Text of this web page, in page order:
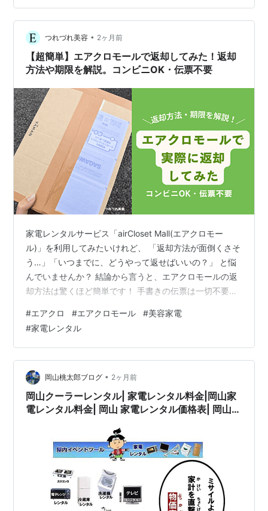
に試せる仕組みと、もしも壊してしまった場合の補償制
度について調べてみたので、まとめておきます。 レンテ
ィオとは？どんなものが借りられるのか レンティオは、
カメラ・季節家電・美容家電・ベビー用…
つれづれ美容 • 2ヶ月前
【超簡単】エアクロモールで返却してみた！返却
方法や期限を解説。コンビニOK・伝票不要
家電レンタルサービス「airCloset Mall(エアクロモー
ル)」を利用してみたいけれど、 「返却方法が面倒くさそ
う…」「いつまでに、どうやって返せばいいの？」 と悩
んでいませんか？ 結論から言うと、エアクロモールの返
却方法は驚くほど簡単です！ 手書きの伝票は一切不要
も返却できます。 この記事では、実際に体験してみたエ
アクロモールの返却手順から返却期限、よくある注意点
までを画像つきで解説します！ ＞＞「エアクロモール公
式」メーカー公認レンタルモール 30％OFFクーポン
fTonS エアクロモールを見る エアクロモールの返却手順
3ステップ…
#エアクロ #エアクロモール #美容家電
#家電レンタル
岡山桃太郎ブログ • 2ヶ月前
岡山クーラーレンタル| 家電レンタル料金|岡山家
電レンタル料金| 岡山 家電レンタル価格表| 岡山家
ル| テレビレンタル| 掃除機レンタル| 電子レンジ
レンタル| ガスコンロレンタル| 湯沸しポット 炊飯
器|自転車レンタル| 食器棚レンタル| 食卓テーブ
ルレンタル| お布団レンタル| エアコンレンタル|
ストーブレンタル| コタツレンタル|家電レンタル
料金表| レンタル価格表| 価格| 家電レンタル|単身